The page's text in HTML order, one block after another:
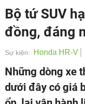
Bộ tứ SUV
đồng, đáng
Sự kiện: Honda HR-V
Những dòng xe
dưới đây có giá